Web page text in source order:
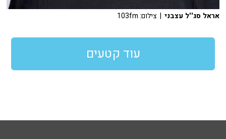
אראל סג''ל עצבני | צילום: 103fm
עוד קטעים